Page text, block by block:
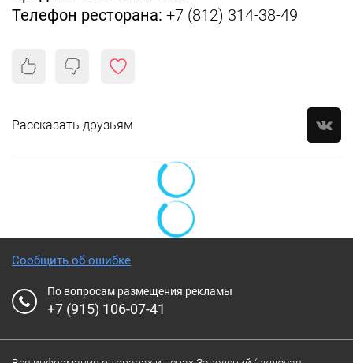
Телефон ресторана: +7 (812) 314-38-49
Рассказать друзьям
Сообщить об ошибке
По вопросам размещения рекламы
+7 (915) 106-07-41